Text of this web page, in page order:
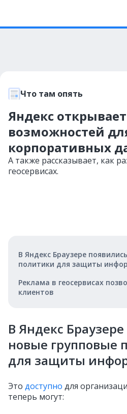
Что там опять
Яндекс
возможностей
корпоративных
А также рассказывает, как
геосервисах.
В Яндекс Браузере
политики для защиты
Реклама в геосервисах
клиентов
В Яндекс
новые групповые
для защиты
Это доступно для
теперь могут: